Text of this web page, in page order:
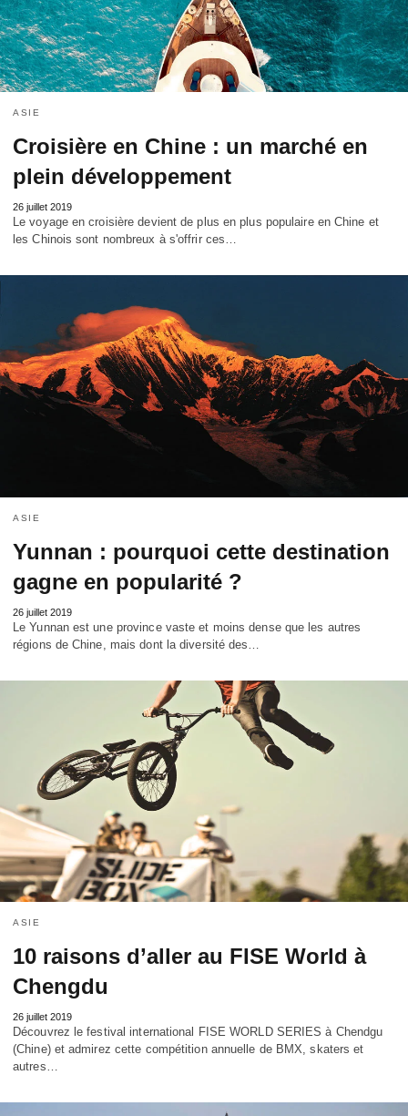
ASIE
Croisière en Chine : un marché en
plein développement
26 juillet 2019
Le voyage en croisière devient de plus en plus populaire en Chine et
les Chinois sont nombreux à s'offrir ces…
ASIE
Yunnan : pourquoi cette destination
gagne en popularité ?
26 juillet 2019
Le Yunnan est une province vaste et moins dense que les autres
régions de Chine, mais dont la diversité des…
ASIE
10 raisons d’aller au FISE World à
Chengdu
26 juillet 2019
Découvrez le festival international FISE WORLD SERIES à Chendgu
(Chine) et admirez cette compétition annuelle de BMX, skaters et
autres…